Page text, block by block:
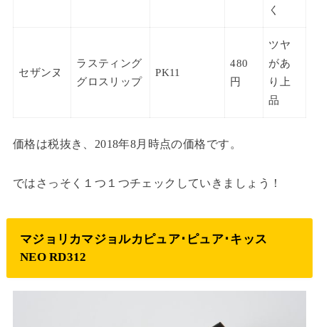
く
セザンヌ
ラスティング
グロスリップ
PK11
480
円
ツヤ
があ
り上
品
価格は税抜き、2018年8月時点の価格です。
ではさっそく１つ１つチェックしていきましょう！
マジョリカマジョルカピュア･ピュア･キッス
NEO RD312